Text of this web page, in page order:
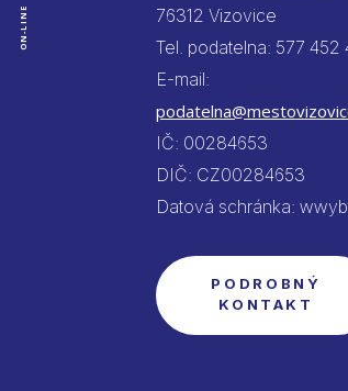
ON-LINE
76312 Vizovice
Tel. podatelna: 577 452
E-mail:
IČ: 00284653
DIČ: CZ00284653
Datová schránka:
PODROBNÝ
KONTAKT